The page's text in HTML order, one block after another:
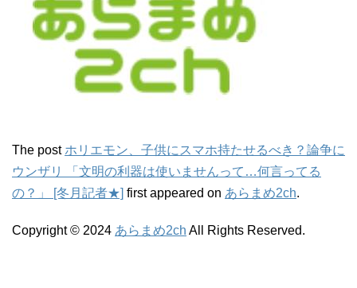
The post ホリエモン、子供にスマホ持たせるべき？論争に
ウンザリ 「文明の利器は使いませんって…何言ってる
の？」 [冬月記者★] first appeared on あらまめ2ch.
Copyright © 2024 あらまめ2ch All Rights Reserved.